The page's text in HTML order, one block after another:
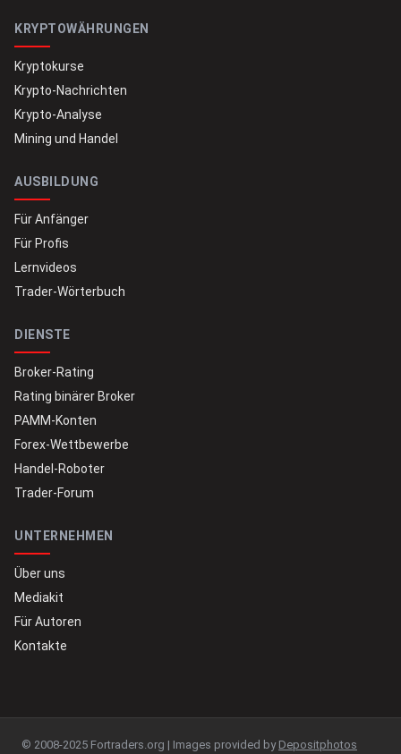
KRYPTOWÄHRUNGEN
Kryptokurse
Krypto-Nachrichten
Krypto-Analyse
Mining und Handel
AUSBILDUNG
Für Anfänger
Für Profis
Lernvideos
Trader-Wörterbuch
DIENSTE
Broker-Rating
Rating binärer Broker
PAMM-Konten
Forex-Wettbewerbe
Handel-Roboter
Trader-Forum
UNTERNEHMEN
Über uns
Mediakit
Für Autoren
Kontakte
© 2008-2025 Fortraders.org | Images provided by Depositphotos